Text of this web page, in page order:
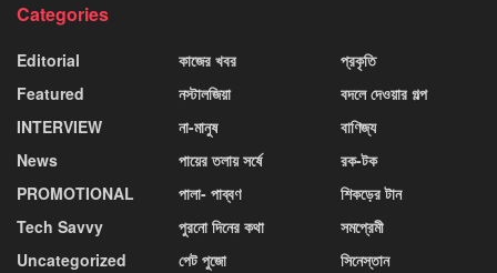
Categories
Editorial
Featured
INTERVIEW
News
PROMOTIONAL
Tech Savvy
Uncategorized
কাজের খবর
নস্টালজিয়া
না-মানুষ
পায়ের তলায় সর্ষে
পালা- পাব্বণ
পুরনো দিনের কথা
পেট পুজো
প্রকৃতি
বদলে দেওয়ার গল্প
বাণিজ্য
রক-টক
শিকড়ের টান
সমপ্রেমী
সিনেস্তান